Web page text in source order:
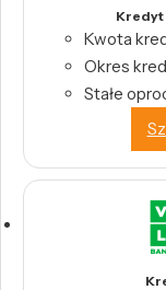
Kredyt
Kwota
Okres
Stałe